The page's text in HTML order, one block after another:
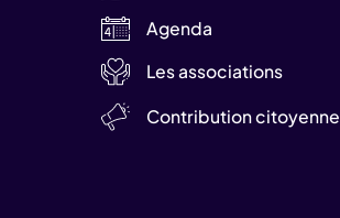
Agenda
Les associations
Contribution citoyenne